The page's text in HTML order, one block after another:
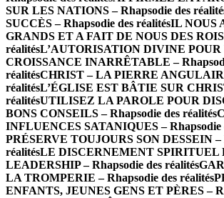
SUR LES NATIONS – Rhapsodie des
SUCCÈS – Rhapsodie des réalitésIL NOUS
GRANDS ET A FAIT DE NOUS DES ROIS
réalitésL’AUTORISATION DIVINE POUR
CROISSANCE INARRÊTABLE –
réalitésCHRIST – LA PIERRE
réalitésL’ÉGLISE EST BÂTIE SUR
réalitésUTILISEZ LA PAROLE POUR
BONS CONSEILS – Rhapsodie des réalités
INFLUENCES SATANIQUES – Rhapsodie
PRÉSERVE TOUJOURS SON DESSEIN –
réalitésLE DISCERNEMENT SPIRITUEL
LEADERSHIP – Rhapsodie des réalités
LA TROMPERIE – Rhapsodie des réalités
ENFANTS, JEUNES GENS ET PÈRES –